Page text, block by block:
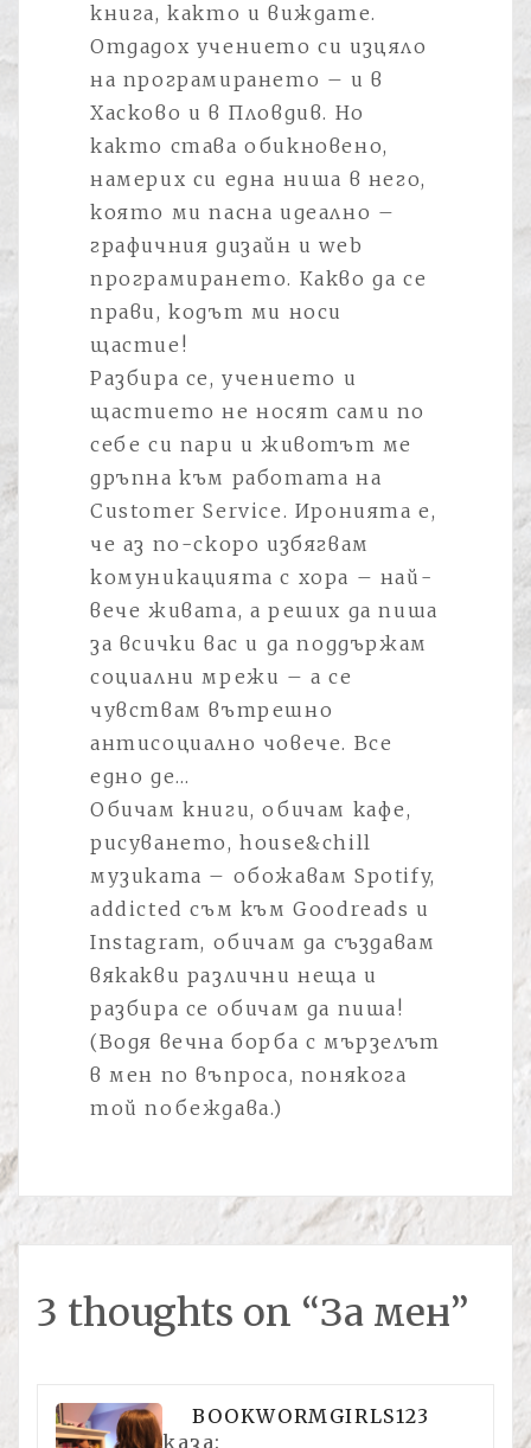
книга, както и виждате.
Отдадох учението си изцяло
на програмирането – и в
Хасково и в Пловдив. Но
както става обикновено,
намерих си една ниша в него,
която ми пасна идеално –
графичния дизайн и web
програмирането. Какво да се
прави, кодът ми носи
щастие!
Pазбира се, учението и
щастието не носят сами по
себе си пари и животът ме
дръпна към работата на
Customer Service. Иронията е,
че аз по-скоро избягвам
комуникацията с хора – най-
вече живата, а реших да пиша
за всички вас и да поддържам
социални мрежи – а се
чувствам вътрешно
антисоциално човече. Все
едно де…
Обичам книги, обичам кафе,
рисуването, house&chill
музиката – обожавам Spotify,
addicted съм към Goodreads и
Instagram, обичам да създавам
вякакви различни неща и
разбира се обичам да пиша!
(Водя вечна борба с мързелът
в мен по въпроса, понякога
той побеждава.)
3 thoughts on “За мен”
BOOKWORMGIRLS123
каза: